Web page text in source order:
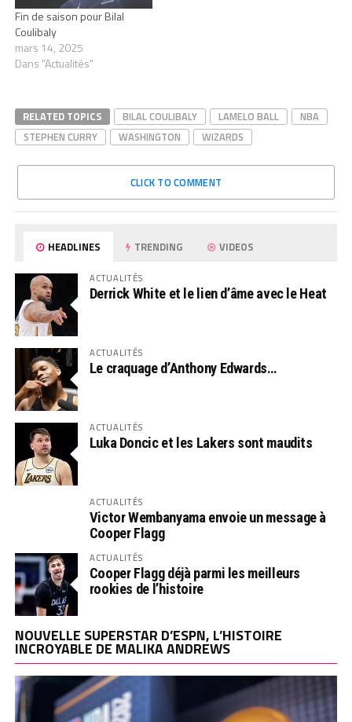
Fin de saison pour Bilal
Coulibaly
mars 14, 2025
Dans "Actualités"
RELATED TOPICS BILAL COULIBALY LAMELO BALL
NBA
STEPHEN CURRY
WASHINGTON WIZARDS
CLICK TO COMMENT
HEADLINES TRENDING VIDEOS
ACTUALITÉS
Derrick White et le lien d’âme avec le Heat
ACTUALITÉS
Le craquage d’Anthony Edwards…
ACTUALITÉS
Luka Doncic et les Lakers sont maudits
ACTUALITÉS
Victor Wembanyama envoie un message à
Cooper Flagg
ACTUALITÉS
Cooper Flagg déjà parmi les meilleurs
rookies de l’histoire
NOUVELLE SUPERSTAR D’ESPN, L’HISTOIRE
INCROYABLE DE MALIKA ANDREWS